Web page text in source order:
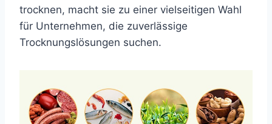
trocknen, macht sie zu einer vielseitigen Wahl
für Unternehmen, die zuverlässige
Trocknungslösungen suchen.